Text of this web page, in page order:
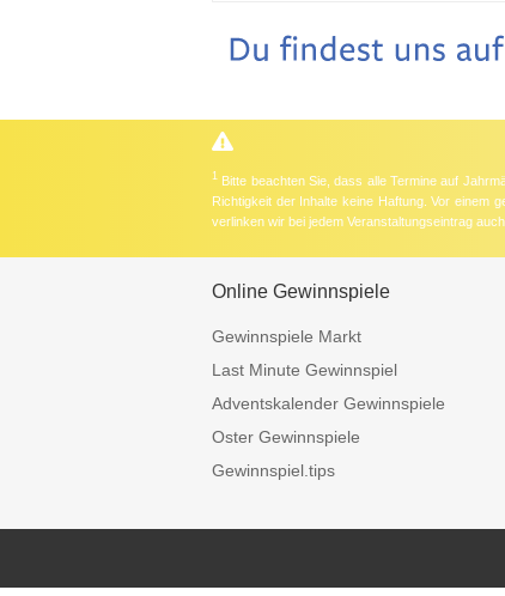
1 Bitte beachten Sie, dass alle Termine auf
Richtigkeit der Inhalte keine Haftung. Vor einem
verlinken wir bei jedem Veranstaltungseintrag
Online Gewinnspiele
Gewinnspiele Markt
Last Minute Gewinnspiel
Adventskalender Gewinnspiele
Oster Gewinnspiele
Gewinnspiel.tips